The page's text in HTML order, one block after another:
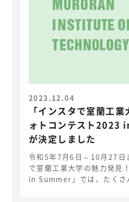
2023.12.04
「インスタで室蘭工
ォトコンテスト2023
が決定しました
令和5年7月6日～10月27日
で室蘭工業大学の魅力発見
in Summer」では、たくさ